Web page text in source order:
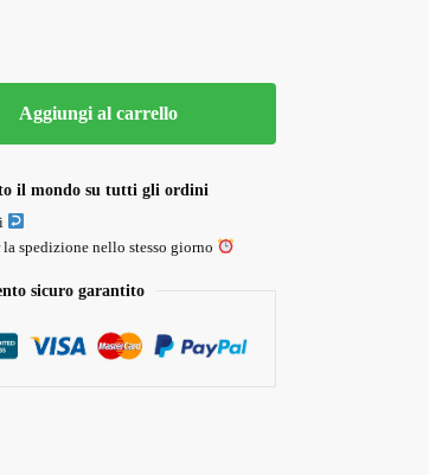
Aggiungi al carrello
il mondo su tutti gli ordini
spedizione nello stesso giorno
sicuro garantito